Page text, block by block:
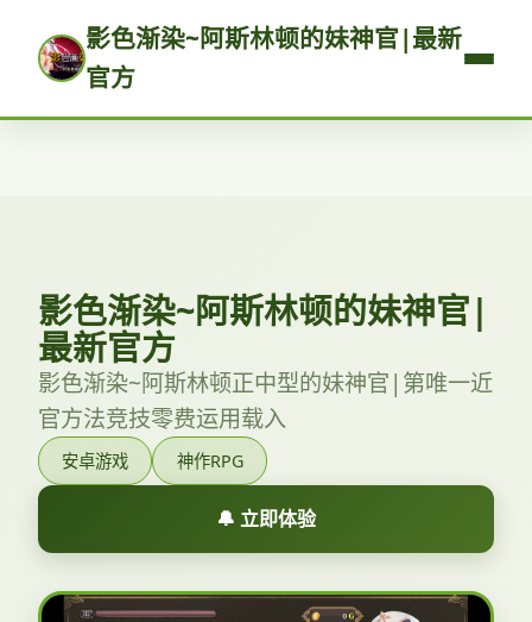
影色渐染~阿斯林顿的妹神官|最新
官方
影色渐染~阿斯林顿的妹神官|
最新官方
影色渐染~阿斯林顿正中型的妹神官|第唯一近
官方法竞技零费运用载入
安卓游戏 神作RPG
🔔 立即体验